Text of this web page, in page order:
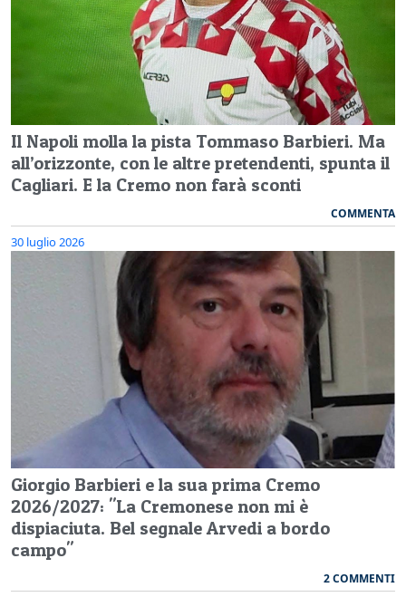
Il Napoli molla la pista Tommaso Barbieri. Ma
all’orizzonte, con le altre pretendenti, spunta il
Cagliari. E la Cremo non farà sconti
COMMENTA
30 luglio 2026
Giorgio Barbieri e la sua prima Cremo
2026/2027: "La Cremonese non mi è
dispiaciuta. Bel segnale Arvedi a bordo
campo"
2 COMMENTI